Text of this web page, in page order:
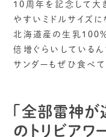
10周年を記念して大
やすいミドルサイズに
北海道産の生乳１００
倍増ぐらいしている
サンダーもぜひ食べて
「全部雷神が
のトリビアワ